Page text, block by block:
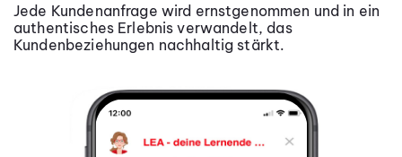
Jede Kundenanfrage wird ernstgenommen und in ein
authentisches Erlebnis verwandelt, das
Kundenbeziehungen nachhaltig stärkt.